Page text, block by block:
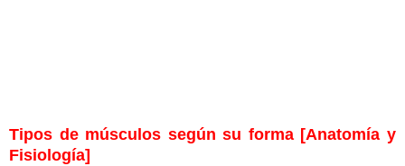
Tipos de músculos según su forma [Anatomía y
Fisiología]